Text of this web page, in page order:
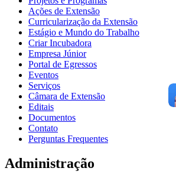
Ações de Extensão
Curricularização da Extensão
Estágio e Mundo do Trabalho
Criar Incubadora
Empresa Júnior
Portal de Egressos
Eventos
Serviços
Câmara de Extensão
Editais
Documentos
Contato
Perguntas Frequentes
Administração